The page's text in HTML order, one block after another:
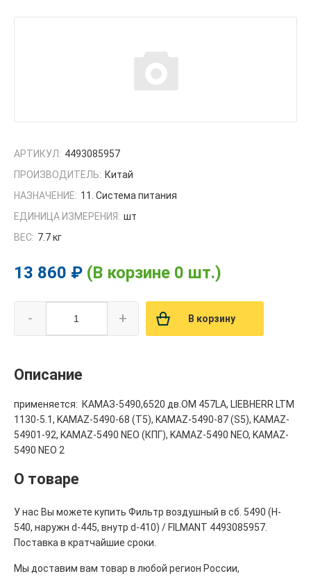
АРТИКУЛ: 4493085957
ПРОИЗВОДИТЕЛЬ: Китай
НАЗНАЧЕНИЕ: 11. Система питания
ЕДИНИЦА ИЗМЕРЕНИЯ: шт
ВЕС: 7.7 кг
13 860 ₽ (В корзине 0 шт.)
- + В корзину
Описание
применяется: КАМАЗ-5490,6520 дв.OM 457LA, LIEBHERR LTM
1130-5.1, KAMAZ-5490-68 (T5), KAMAZ-5490-87 (S5), KAMAZ-
54901-92, KAMAZ-5490 NEO (КПГ), KAMAZ-5490 NEO, KAMAZ-
5490 NEO 2
О товаре
У нас Вы можете купить Фильтр воздушный в сб. 5490 (H-
540, наружн d-445, внутр d-410) / FILMANT 4493085957.
Поставка в кратчайшие сроки.
Мы доставим вам товар в любой регион России,